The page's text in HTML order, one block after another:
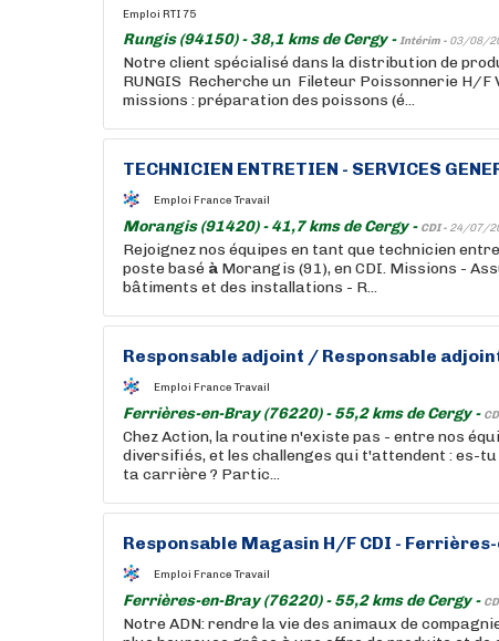
Emploi RTI 75
Rungis (94150) - 38,1 kms de Cergy -Intérim - 03/08/
Notre client spécialisé dans la distribution de
RUNGIS Recherche un Fileteur Poissonnerie H/
missions : préparation des poissons (é...
TECHNICIEN ENTRETIEN - SERVICES
Emploi France Travail
Morangis (91420) - 41,7 kms de Cergy - CDI - 24/07/
Rejoignez nos équipes en tant que technicien
poste basé à Morangis (91), en CDI. Missions -
bâtiments et des installations - R...
Responsable adjoint / Responsable
Emploi France Travail
Ferrières-en-Bray (76220) - 55,2 kms de Cergy -
Chez Action, la routine n'existe pas - entre nos
diversifiés, et les challenges qui t'attendent : es-
ta carrière ? Partic...
Responsable Magasin H/F CDI -
Emploi France Travail
Ferrières-en-Bray (76220) - 55,2 kms de Cergy -
Notre ADN: rendre la vie des animaux de